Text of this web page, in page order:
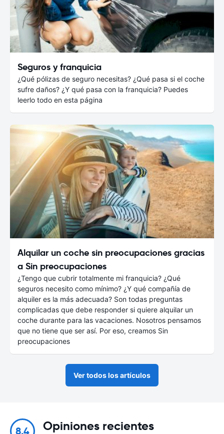
Seguros y franquicia
¿Qué pólizas de seguro necesitas? ¿Qué pasa si el coche
sufre daños? ¿Y qué pasa con la franquicia? Puedes
leerlo todo en esta página
Alquilar un coche sin preocupaciones gracias
a Sin preocupaciones
¿Tengo que cubrir totalmente mi franquicia? ¿Qué
seguros necesito como mínimo? ¿Y qué compañía de
alquiler es la más adecuada? Son todas preguntas
complicadas que debe responder si quiere alquilar un
coche durante para las vacaciones. Nosotros pensamos
que no tiene que ser así. Por eso, creamos Sin
preocupaciones
Ver todos los artículos
8.4 Opiniones recientes